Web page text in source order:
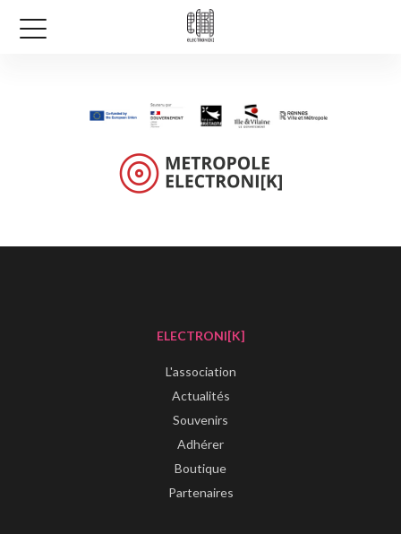
ELECTRONI[K]
L'association
Actualités
Souvenirs
Adhérer
Boutique
Partenaires